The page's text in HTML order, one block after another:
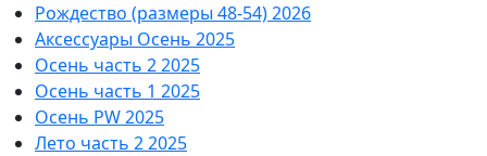
Рождество (размеры 48-54) 2026
Аксессуары Осень 2025
Осень часть 2 2025
Осень часть 1 2025
Осень PW 2025
Лето часть 2 2025